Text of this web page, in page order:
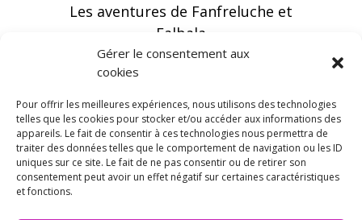
Gérer le consentement aux
cookies
Pour offrir les meilleures expériences, nous utilisons des technologies
telles que les cookies pour stocker et/ou accéder aux informations des
appareils. Le fait de consentir à ces technologies nous permettra de
traiter des données telles que le comportement de navigation ou les ID
uniques sur ce site. Le fait de ne pas consentir ou de retirer son
consentement peut avoir un effet négatif sur certaines caractéristiques
et fonctions.
Les aventures de Fanfreluche et
Falbala
Vous pouvez recevoir les dernières infos en
vous abonnant à notre newsletter